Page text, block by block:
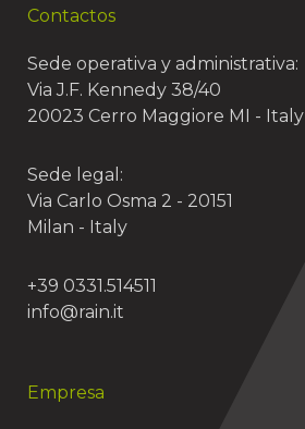
Contactos
Sede operativa y administrativa:
Via J.F. Kennedy 38/40
20023 Cerro Maggiore MI - Italy
Sede legal:
Via Carlo Osma 2 - 20151
Milan - Italy
+39 0331.514511
info@rain.it
Empresa